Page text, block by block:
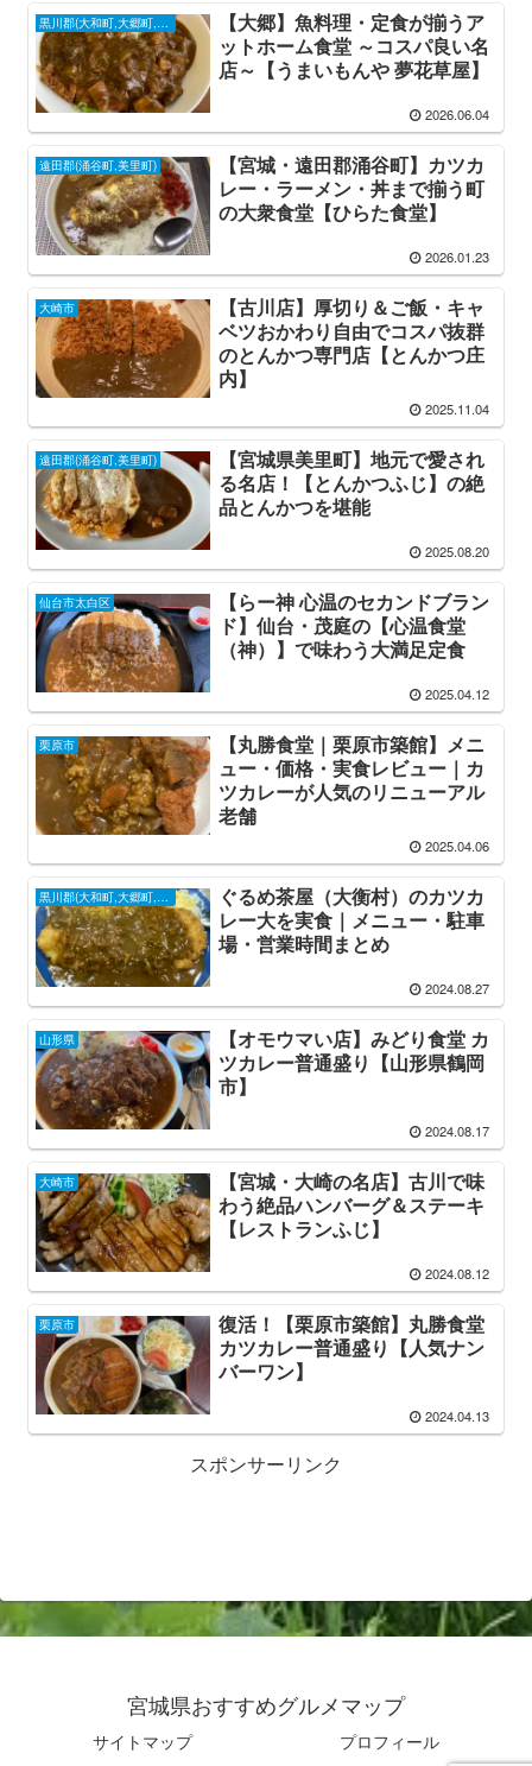
黒川郡(大和町,大郷町,大衡村)
【大郷】魚料理・定食が揃うア
ットホーム食堂 ～コスパ良い名
店～【うまいもんや 夢花草屋】
2026.06.04
遠田郡(涌谷町,美里町)
【宮城・遠田郡涌谷町】カツカ
レー・ラーメン・丼まで揃う町
の大衆食堂【ひらた食堂】
2026.01.23
大崎市
【古川店】厚切り＆ご飯・キャ
ベツおかわり自由でコスパ抜群
のとんかつ専門店【とんかつ庄
内】
2025.11.04
遠田郡(涌谷町,美里町)
【宮城県美里町】地元で愛され
る名店！【とんかつふじ】の絶
品とんかつを堪能
2025.08.20
仙台市太白区
【らー神 心温のセカンドブラン
ド】仙台・茂庭の【心温食堂
（神）】で味わう大満足定食
2025.04.12
栗原市
【丸勝食堂｜栗原市築館】メニ
ュー・価格・実食レビュー｜カ
ツカレーが人気のリニューアル
老舗
2025.04.06
黒川郡(大和町,大郷町,大衡村)
ぐるめ茶屋（大衡村）のカツカ
レー大を実食｜メニュー・駐車
場・営業時間まとめ
2024.08.27
山形県
【オモウマい店】みどり食堂 カ
ツカレー普通盛り【山形県鶴岡
市】
2024.08.17
大崎市
【宮城・大崎の名店】古川で味
わう絶品ハンバーグ＆ステーキ
【レストランふじ】
2024.08.12
栗原市
復活！【栗原市築館】丸勝食堂
カツカレー普通盛り【人気ナン
バーワン】
2024.04.13
スポンサーリンク
宮城県おすすめグルメマップ
サイトマップ
プロフィール